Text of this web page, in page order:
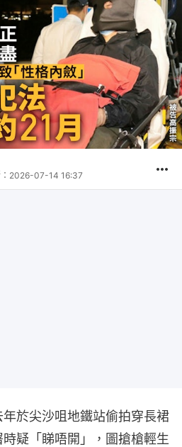
2026-07-14 16:37
於尖沙咀地鐵站偷拍穿長裙
疑「睇唔開」，圖搶槍輕生